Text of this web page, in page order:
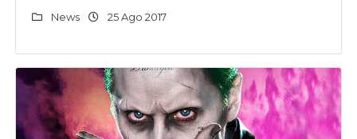
News 25 Ago 2017